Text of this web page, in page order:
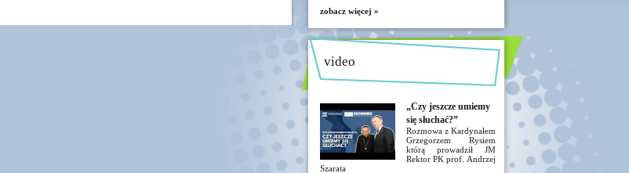
zobacz więcej »
video
„Czy jeszcze umiemy
się słuchać?”
Rozmowa z Kardynałem
Grzegorzem Rysiem
którą prowadził JM
Rektor PK prof. Andrzej
Szarata